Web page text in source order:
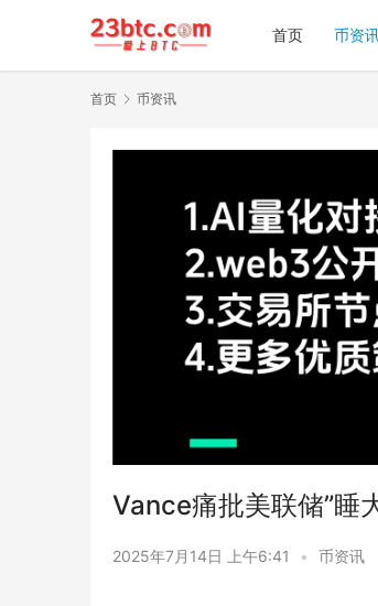
首页 币资
首页 币资讯
Vance痛批美联储”睡
2025年7月14日 上午6:41 • 币资讯